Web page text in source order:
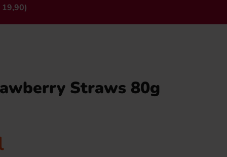
19,90)
Straws 80g